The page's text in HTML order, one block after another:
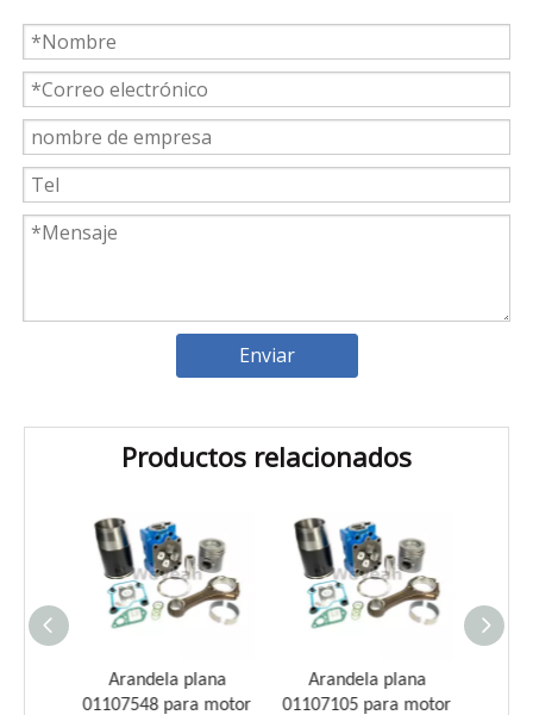
Weyeah Power celebra una cálida Navidad, ¡festejando juntos en esta temporada festiva!
Weyeah Power, 25 de diciembre de 2023 - En esta
Introducción a los cojinetes de biela Weyeah
Enviar
Productos relacionados
Arandela plana
01107548 para motor
Arandela plana
01107105 para motor